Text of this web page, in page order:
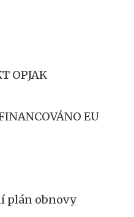
OPJAK
EU
plán obnovy